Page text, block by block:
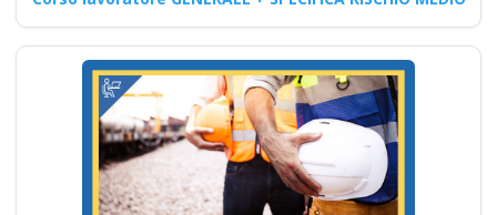
sicurezza nei cantieri
edili: corso avanzato
Quali sono le competenze
informatiche richieste per
partecipare al corso di
aggiornamento…